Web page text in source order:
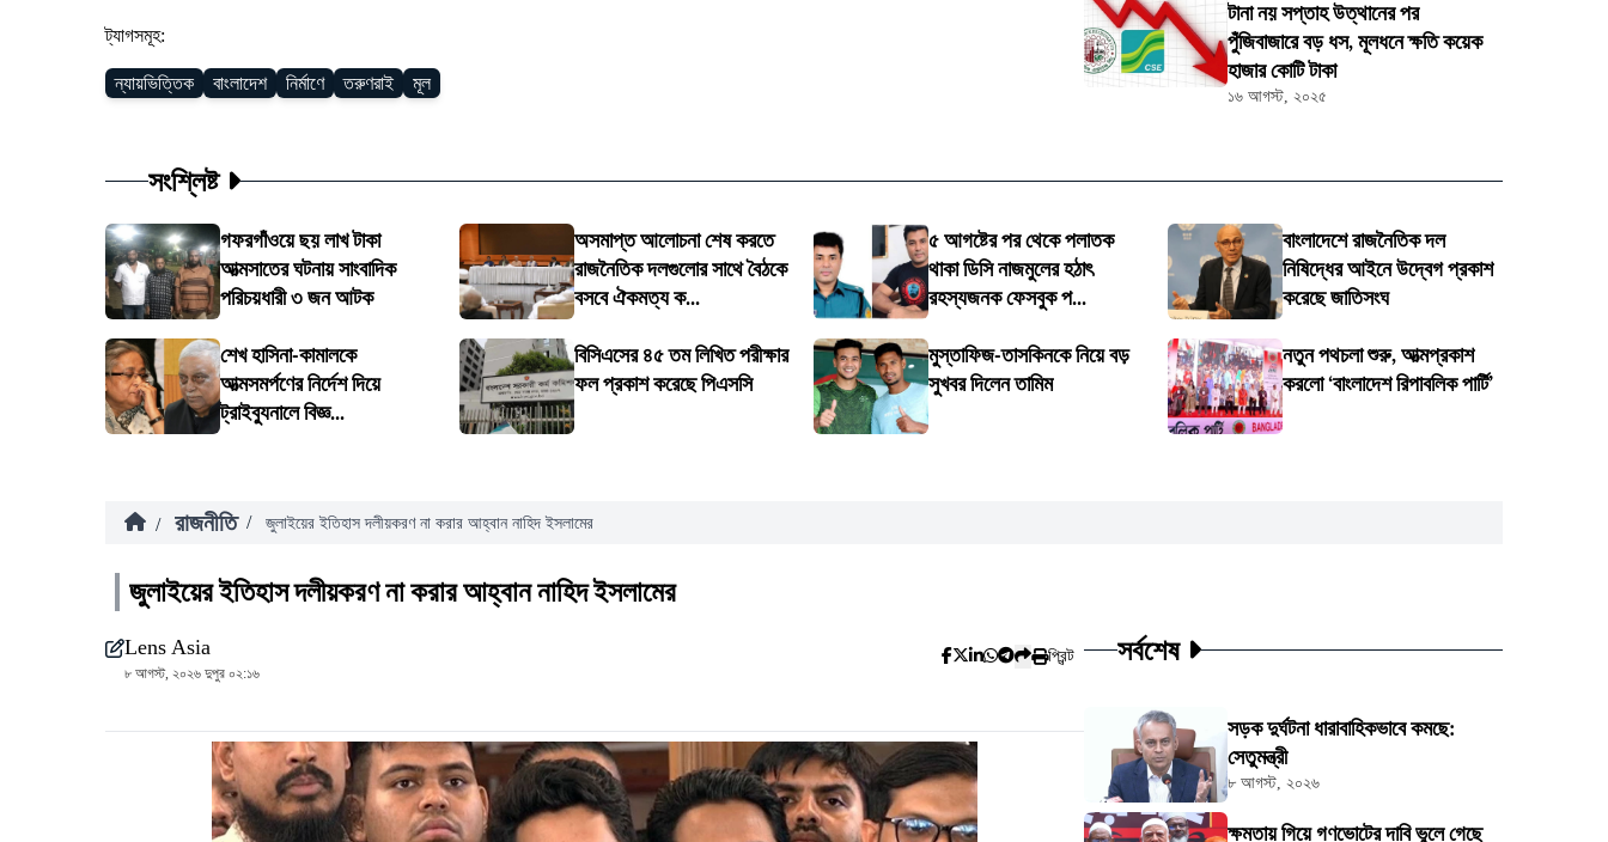
ট্যাগসমূহ:
ন্যায়ভিত্তিক বাংলাদেশ নির্মাণে তরুণরাই মূল
টানা নয় সপ্তাহ উত্থানের পর
পুঁজিবাজারে বড় ধস, মূলধনে ক্ষতি কয়েক
হাজার কোটি টাকা
১৬ আগস্ট, ২০২৫
সংশ্লিষ্ট
গফরগাঁওয়ে ছয় লাখ টাকা
আত্মসাতের ঘটনায় সাংবাদিক
পরিচয়ধারী ৩ জন আটক
অসমাপ্ত আলোচনা শেষ করতে
রাজনৈতিক দলগুলোর সাথে বৈঠকে
বসবে ঐকমত্য ক...
৫ আগষ্টের পর থেকে পলাতক
থাকা ডিসি নাজমুলের হঠাৎ
রহস্যজনক ফেসবুক প...
বাংলাদেশে রাজনৈতিক দল
নিষিদ্ধের আইনে উদ্বেগ প্রকাশ
করেছে জাতিসংঘ
শেখ হাসিনা-কামালকে
আত্মসমর্পণের নির্দেশ দিয়ে
ট্রাইব্যুনালে বিজ্ঞ...
বিসিএসের ৪৫ তম লিখিত পরীক্ষার
ফল প্রকাশ করেছে পিএসসি
মুস্তাফিজ-তাসকিনকে নিয়ে বড়
সুখবর দিলেন তামিম
নতুন পথচলা শুরু, আত্মপ্রকাশ
করলো ‘বাংলাদেশ রিপাবলিক পার্টি’
/ রাজনীতি / জুলাইয়ের ইতিহাস দলীয়করণ না করার আহ্বান নাহিদ ইসলামের
জুলাইয়ের ইতিহাস দলীয়করণ না করার আহ্বান নাহিদ ইসলামের
Lens Asia
৮ আগস্ট, ২০২৬ দুপুর ০২:১৬
প্রিন্ট সর্বশেষ
সড়ক দুর্ঘটনা ধারাবাহিকভাবে কমছে:
সেতুমন্ত্রী
৮ আগস্ট, ২০২৬
ক্ষমতায় গিয়ে গণভোটের দাবি ভুলে গেছে